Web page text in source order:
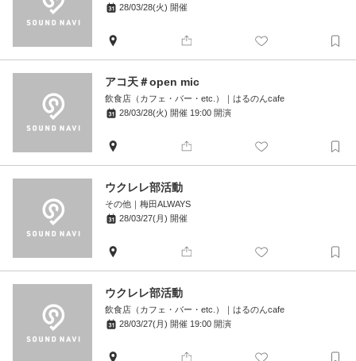
28/03/28(火) 開催
アコ天＃open mic
飲食店（カフェ・バー・etc.） ｜ はるのんcafe
28/03/28(火) 開催 19:00 開演
ウクレレ部活動
その他 ｜ 梅田ALWAYS
28/03/27(月) 開催
ウクレレ部活動
飲食店（カフェ・バー・etc.） ｜ はるのんcafe
28/03/27(月) 開催 19:00 開演